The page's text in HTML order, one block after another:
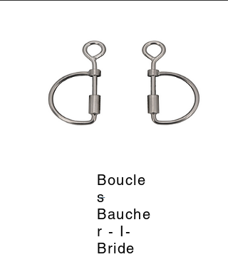
Boucle
s
Bauche
r - I-
Bride
_